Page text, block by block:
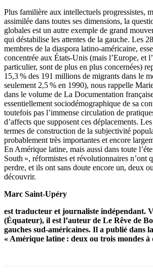
Plus familière aux intellectuels progressistes,
assimilée dans toutes ses dimensions, la
globales est un autre exemple de grand
qui déstabilise les attentes de la gauche. Les
membres de la diaspora latino-américaine,
concentrée aux États-Unis (mais l’Europe, et
particulier, sont de plus en plus concernées)
15,3 % des 191 millions de migrants dans le
seulement 2,5 % en 1990), nous rappelle
dans le volume de La Documentation
essentiellement sociodémographique de sa
toutefois pas l’immense circulation de
d’affects que supposent ces déplacements.
termes de construction de la subjectivité
probablement très importantes et encore
En Amérique latine, mais aussi dans toute
South », réformistes et révolutionnaires n’ont
perdre, et ils ont sans doute encore un, deux
découvrir.
Marc Saint-Upéry
est traducteur et journaliste indépendant.
(Équateur), il est l’auteur de Le Rêve de
gauches sud-américaines. Il a publié dans
« Amérique latine : deux ou trois mondes à